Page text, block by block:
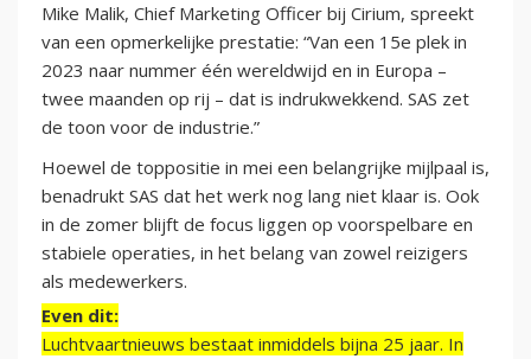
Mike Malik, Chief Marketing Officer bij Cirium, spreekt
van een opmerkelijke prestatie: “Van een 15e plek in
2023 naar nummer één wereldwijd en in Europa –
twee maanden op rij – dat is indrukwekkend. SAS zet
de toon voor de industrie.”
Hoewel de toppositie in mei een belangrijke mijlpaal is,
benadrukt SAS dat het werk nog lang niet klaar is. Ook
in de zomer blijft de focus liggen op voorspelbare en
stabiele operaties, in het belang van zowel reizigers
als medewerkers.
Even dit:
Luchtvaartnieuws bestaat inmiddels bijna 25 jaar. In